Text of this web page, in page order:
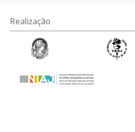
Realização